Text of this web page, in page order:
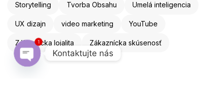
Storytelling Tvorba Obsahu Umelá inteligencia
UX dizajn video marketing YouTube
Zákaznícka lojalita Zákaznícka skúsenosť
Kontaktujte nás
1